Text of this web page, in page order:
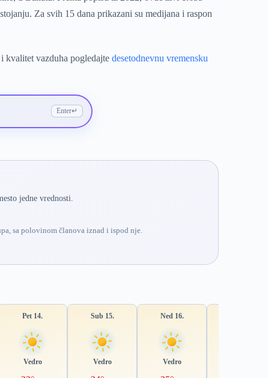
Za svih 15 dana prikazani su medijana i raspon
i kvalitet vazduha pogledajtedesetodnevnu vremensku
Enter↵
jedne vrednosti.
sa polovinom članova iznad i ispod nje.
Pet 14.
Vedro
Sub 15.
Vedro
Ned 16.
Vedro